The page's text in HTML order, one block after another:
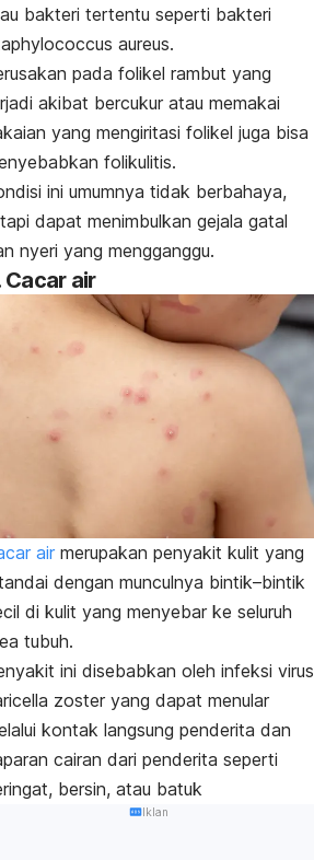
bakteri tertentu seperti bakteri
aureus.
pada folikel rambut yang
akibat bercukur atau memakai
yang mengiritasi folikel juga bisa
folikulitis.
ini umumnya tidak berbahaya,
dapat menimbulkan gejala gatal
nyeri yang mengganggu.
Cacar air
air merupakan penyakit kulit yang
dengan munculnya bintik–bintik
di kulit yang menyebar ke seluruh
tubuh.
ini disebabkan oleh infeksi virus
zoster yang dapat menular
kontak langsung penderita dan
cairan dari penderita seperti
bersin, atau batuk
Iklan